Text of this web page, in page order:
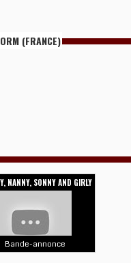
(FRANCE)
NANNY, SONNY AND GIRLY
Bande-annonce